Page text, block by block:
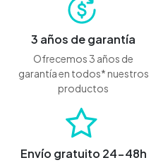
3 años de garantía
Ofrecemos 3 años de
garantía en todos* nuestros
productos
Envío gratuito 24-48h